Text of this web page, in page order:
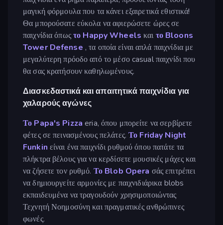
μαγική φόρμουλα που τα κάνει εξαιρετικά εθιστικά!
Θα μπορούσατε εύκολα να αφιερώσετε ώρες σε
παιχνίδια όπωςτο Happy Wheels και το Bloons
Tower Defense , τα οποία είναι απλά παιχνίδια με
μεγαλύτερη πρόοδο από το μέσο casual παιχνίδι που
θα σας κρατήσουν καθηλωμένους.
Διασκεδαστικά και απαιτητικά παιχνίδια για
χαλαρούς αγώνες
Το Papa's Pizza eria, όπου μπορείτε να σερβίρετε
φέτες σε πεινασμένους πελάτες.Το Friday Night
Funkin είναι ένα παιχνίδι ρυθμού όπου πατάτε τα
πλήκτρα βέλους για να κερδίσετε μουσικές μάχες και
να ζήσετε τον ρυθμό. Το Blob Opera σάς επιτρέπει
να δημιουργείτε αρμονίες με παιχνιδιάρικα blobs
εκπαιδευμένα να τραγουδούν χρησιμοποιώντας
Τεχνητή Νοημοσύνη και πραγματικές ανθρώπινες
φωνές.